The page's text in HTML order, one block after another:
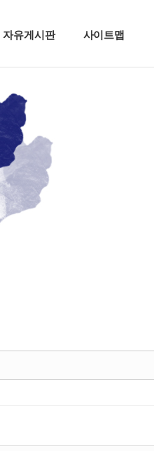
자유게시판 사이트맵